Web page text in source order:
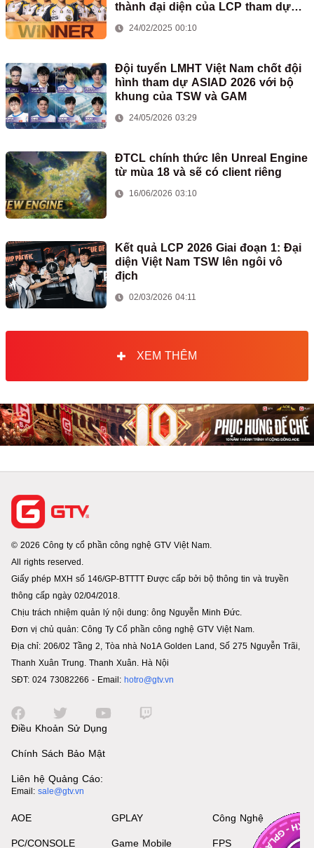
thành đại diện của LCP tham dự
24/02/2025 00:10
Đội tuyển LMHT Việt Nam chốt đội
hình tham dự ASIAD 2026 với bộ
khung của TSW và GAM
24/05/2026 03:29
ĐTCL chính thức lên Unreal Engine
từ mùa 18 và sẽ có client riêng
16/06/2026 03:10
Kết quả LCP 2026 Giai đoạn 1: Đại
diện Việt Nam TSW lên ngôi vô
địch
02/03/2026 04:11
XEM THÊM
© 2026 Công ty cổ phần công nghệ GTV Việt Nam.
All rights reserved.
Giấy phép MXH số 146/GP-BTTTT Được cấp bởi bộ thông tin và truyền
thông cấp ngày 02/04/2018.
Chịu trách nhiệm quản lý nội dung: ông Nguyễn Minh Đức.
Đơn vị chủ quản: Công Ty Cổ phần công nghệ GTV Việt Nam.
Địa chỉ: 206/02 Tầng 2, Tòa nhà No1A Golden Land, Số 275 Nguyễn Trãi,
Thanh Xuân Trung. Thanh Xuân. Hà Nội
SĐT: 024 73082266 - Email: hotro@gtv.vn
Điều Khoản Sử Dụng
Chính Sách Bảo Mật
Liên hệ Quảng Cáo:
Email: sale@gtv.vn
AOE
PC/CONSOLE
GPLAY
Game Mobile
Công Nghệ
FPS